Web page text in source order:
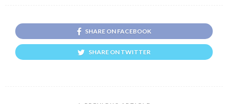
SHARE ON FACEBOOK
SHARE ON TWITTER